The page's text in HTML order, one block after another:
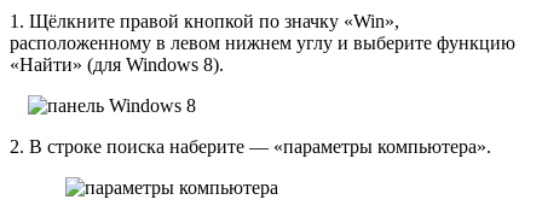
1. Щёлкните правой кнопкой по значку «Win»,
расположенному в левом нижнем углу и выберите функцию
«Найти» (для Windows 8).
2. В строке поиска наберите — «параметры компьютера».